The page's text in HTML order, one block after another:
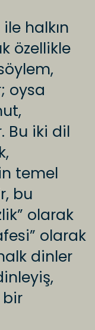
halkın
özellikle
oysa
Bu iki dil
temel
bu
olarak
olarak
dinler